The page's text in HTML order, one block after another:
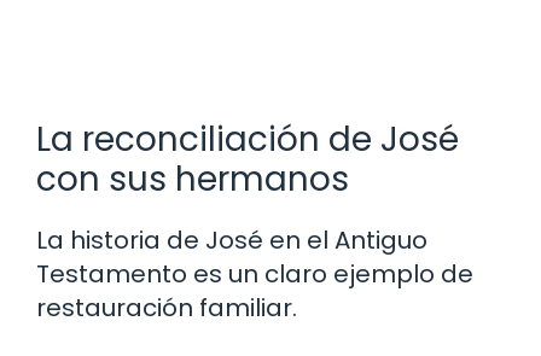
La reconciliación de José
con sus hermanos
La historia de José en el Antiguo
Testamento es un claro ejemplo de
restauración familiar.